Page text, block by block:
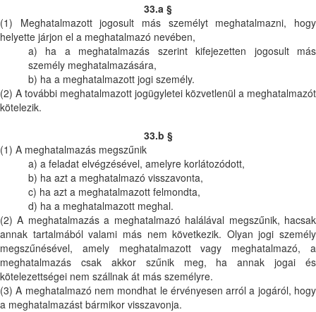
33.a §
(1) Meghatalmazott jogosult más személyt meghatalmazni, hogy
helyette járjon el a meghatalmazó nevében,
a) ha a meghatalmazás szerint kifejezetten jogosult más
személy meghatalmazására,
b) ha a meghatalmazott jogi személy.
(2) A további meghatalmazott jogügyletei közvetlenül a meghatalmazót
kötelezik.
33.b §
(1) A meghatalmazás megszűnik
a) a feladat elvégzésével, amelyre korlátozódott,
b) ha azt a meghatalmazó visszavonta,
c) ha azt a meghatalmazott felmondta,
d) ha a meghatalmazott meghal.
(2) A meghatalmazás a meghatalmazó halálával megszűnik, hacsak
annak tartalmából valami más nem következik. Olyan jogi személy
megszűnésével, amely meghatalmazott vagy meghatalmazó, a
meghatalmazás csak akkor szűnik meg, ha annak jogai és
kötelezettségei nem szállnak át más személyre.
(3) A meghatalmazó nem mondhat le érvényesen arról a jogáról, hogy
a meghatalmazást bármikor visszavonja.